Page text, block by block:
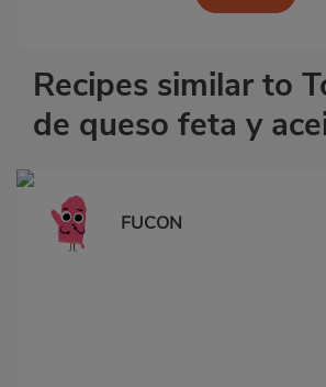
Recipes similar to
de queso feta y
FUCON